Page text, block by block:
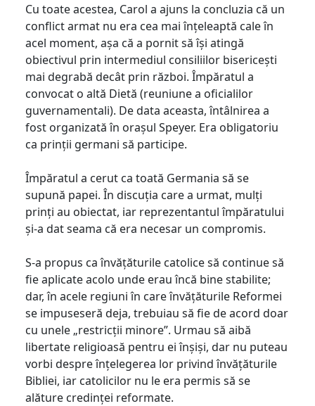
Cu toate acestea, Carol a ajuns la concluzia că un
conflict armat nu era cea mai înțeleaptă cale în
acel moment, așa că a pornit să își atingă
obiectivul prin intermediul consiliilor bisericești
mai degrabă decât prin război. Împăratul a
convocat o altă Dietă (reuniune a oficialilor
guvernamentali). De data aceasta, întâlnirea a
fost organizată în orașul Speyer. Era obligatoriu
ca prinții germani să participe.
Împăratul a cerut ca toată Germania să se
supună papei. În discuția care a urmat, mulți
prinți au obiectat, iar reprezentantul împăratului
și-a dat seama că era necesar un compromis.
S-a propus ca învățăturile catolice să continue să
fie aplicate acolo unde erau încă bine stabilite;
dar, în acele regiuni în care învățăturile Reformei
se impuseseră deja, trebuiau să fie de acord doar
cu unele „restricții minore”. Urmau să aibă
libertate religioasă pentru ei înșiși, dar nu puteau
vorbi despre înțelegerea lor privind învățăturile
Bibliei, iar catolicilor nu le era permis să se
alăture credinței reformate.